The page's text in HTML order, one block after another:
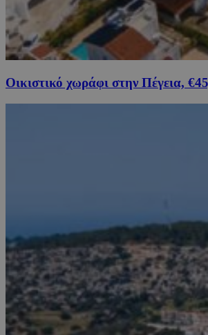
Οικιστικό χωράφι στην Πέγεια,